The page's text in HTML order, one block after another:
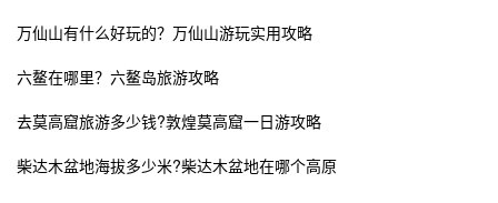
万仙山有什么好玩的？万仙山游玩实用攻略
六鳌在哪里？六鳌岛旅游攻略
去莫高窟旅游多少钱?敦煌莫高窟一日游攻略
柴达木盆地海拔多少米?柴达木盆地在哪个高原